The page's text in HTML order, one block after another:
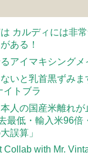
は カルディには非
ある！
アイマキシングメ
いと乳首黒ずみ
イトブラ
本人の国産米離れ
最低・輸入米96倍
誤算」
Collab with Mr.